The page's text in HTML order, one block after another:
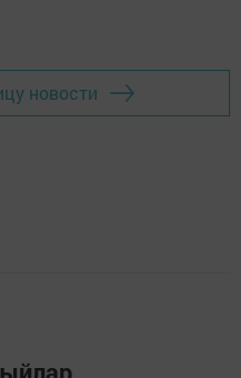
новости